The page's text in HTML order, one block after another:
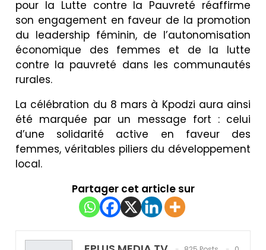
pour la Lutte contre la Pauvreté réaffirme
son engagement en faveur de la promotion
du leadership féminin, de l’autonomisation
économique des femmes et de la lutte
contre la pauvreté dans les communautés
rurales.
La célébration du 8 mars à Kpodzi aura ainsi
été marquée par un message fort : celui
d’une solidarité active en faveur des
femmes, véritables piliers du développement
local.
Partager cet article sur